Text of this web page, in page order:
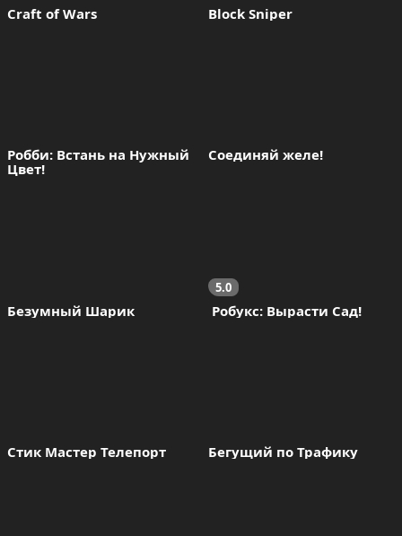
Craft of Wars Block Sniper
Робби: Встань на Нужный
Цвет!
Соединяй желе!
Безумный Шарик
5.0
Робукс: Вырасти Сад!
Стик Мастер Телепорт Бегущий по Трафику